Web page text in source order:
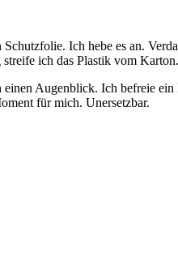
Ich hebe es an.
ich das Plastik vom
einen Augenblick. Ich
für mich. Unersetzbar.